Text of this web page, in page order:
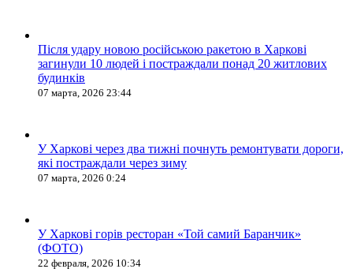
Після удару новою російською ракетою в Харкові
загинули 10 людей і постраждали понад 20 житлових
будинків
07 марта, 2026 23:44
У Харкові через два тижні почнуть ремонтувати дороги,
які постраждали через зиму
07 марта, 2026 0:24
У Харкові горів ресторан «Той самий Баранчик»
(ФОТО)
22 февраля, 2026 10:34